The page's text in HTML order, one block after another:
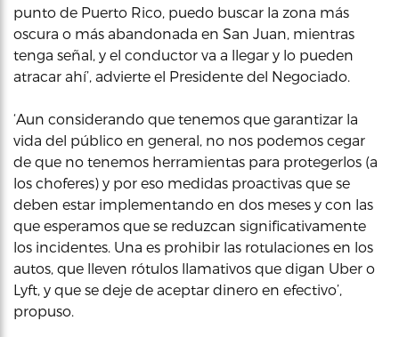
punto de Puerto Rico, puedo buscar la zona más
oscura o más abandonada en San Juan, mientras
tenga señal, y el conductor va a llegar y lo pueden
atracar ahí’, advierte el Presidente del Negociado.
‘Aun considerando que tenemos que garantizar la
vida del público en general, no nos podemos cegar
de que no tenemos herramientas para protegerlos (a
los choferes) y por eso medidas proactivas que se
deben estar implementando en dos meses y con las
que esperamos que se reduzcan significativamente
los incidentes. Una es prohibir las rotulaciones en los
autos, que lleven rótulos llamativos que digan Uber o
Lyft, y que se deje de aceptar dinero en efectivo’,
propuso.